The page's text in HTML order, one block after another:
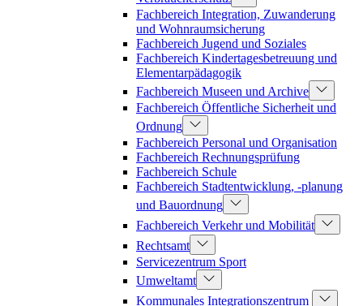
Fachbereich Integration, Zuwanderung
und Wohnraumsicherung
Fachbereich Jugend und Soziales
Fachbereich Kindertagesbetreuung und
Elementarpädagogik
Fachbereich Museen und Archive
Fachbereich Öffentliche Sicherheit und
Ordnung
Fachbereich Personal und Organisation
Fachbereich Rechnungsprüfung
Fachbereich Schule
Fachbereich Stadtentwicklung, -planung
und Bauordnung
Fachbereich Verkehr und Mobilität
Rechtsamt
Servicezentrum Sport
Umweltamt
Kommunales Integrationszentrum